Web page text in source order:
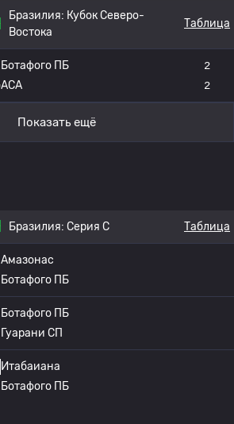
Бразилия: Кубок Северо-
Востока
Таблица
Ботафого ПБ
АСА
2
2
Показать ещё
Бразилия: Серия C Таблица
Амазонас
Ботафого ПБ
Ботафого ПБ
Гуарани СП
Итабаиана
Ботафого ПБ